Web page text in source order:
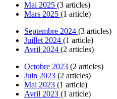
Mai 2025 (3 articles)
Mars 2025 (1 article)
Septembre 2024 (3 articles)
Juillet 2024 (1 article)
Avril 2024 (2 articles)
Octobre 2023 (2 articles)
Juin 2023 (2 articles)
Mai 2023 (1 article)
Avril 2023 (1 article)